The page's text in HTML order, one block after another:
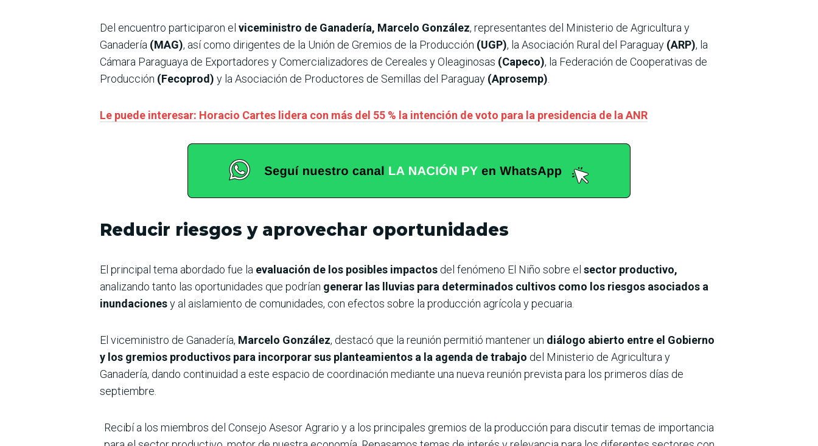
Del encuentro participaron el viceministro de Ganadería, Marcelo González, representantes del Ministerio de Agricultura y
Ganadería (MAG), así como dirigentes de la Unión de Gremios de la Producción (UGP), la Asociación Rural del Paraguay (ARP), la
Cámara Paraguaya de Exportadores y Comercializadores de Cereales y Oleaginosas (Capeco), la Federación de Cooperativas de
Producción (Fecoprod) y la Asociación de Productores de Semillas del Paraguay (Aprosemp)
Le puede interesar: Horacio Cartes lidera con más del 55 % la intención de voto para la presidencia de la ANR
Reducir riesgos y aprovechar oportunidades
El principal tema abordado fue la evaluación de los posibles impactos del fenómeno El Niño sobre el sector productivo,
analizando tanto las oportunidades que podrían generar las lluvias para determinados cultivos como los riesgos asociados a
inundacionesy al aislamiento de comunidades, con efectos sobre la producción agrícola y pecuaria.
El viceministro de Ganadería, Marcelo González, destacó que la reunión permitió mantener un diálogo abierto entre el Gobierno
y los gremios productivos para incorporar sus planteamientos a la agenda de trabajo del Ministerio de Agricultura y
Ganadería, dando continuidad a este espacio de coordinación mediante una nueva reunión prevista para los primeros días de
septiembre.
Recibí a los miembros del Consejo Asesor Agrario y a los principales gremios de la producción para discutir temas de importancia